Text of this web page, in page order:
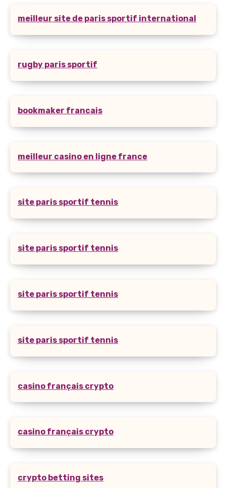
meilleur site de paris sportif international
rugby paris sportif
bookmaker francais
meilleur casino en ligne france
site paris sportif tennis
site paris sportif tennis
site paris sportif tennis
site paris sportif tennis
casino français crypto
casino français crypto
crypto betting sites